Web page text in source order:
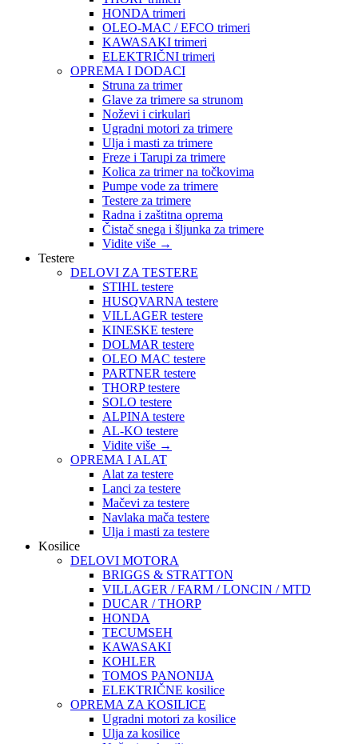
HONDA trimeri
OLEO-MAC / EFCO trimeri
KAWASAKI trimeri
ELEKTRIČNI trimeri
OPREMA I DODACI
Struna za trimer
Glave za trimere sa strunom
Noževi i cirkulari
Ugradni motori za trimere
Ulja i masti za trimere
Freze i Tarupi za trimere
Kolica za trimer na točkovima
Pumpe vode za trimere
Testere za trimere
Radna i zaštitna oprema
Čistač snega i šljunka za trimere
Vidite više →
Testere
DELOVI ZA TESTERE
STIHL testere
HUSQVARNA testere
VILLAGER testere
KINESKE testere
DOLMAR testere
OLEO MAC testere
PARTNER testere
THORP testere
SOLO testere
ALPINA testere
AL-KO testere
Vidite više →
OPREMA I ALAT
Alat za testere
Lanci za testere
Mačevi za testere
Navlaka mača testere
Ulja i masti za testere
Kosilice
DELOVI MOTORA
BRIGGS & STRATTON
VILLAGER / FARM / LONCIN / MTD
DUCAR / THORP
HONDA
TECUMSEH
KAWASAKI
KOHLER
TOMOS PANONIJA
ELEKTRIČNE kosilice
OPREMA ZA KOSILICE
Ugradni motori za kosilice
Ulja za kosilice